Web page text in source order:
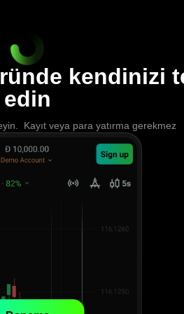
kendinizi
edin
Kayıt veya para yatırma gerekmez